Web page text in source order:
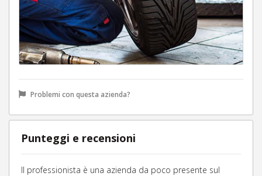
Problemi con questa azienda?
Punteggi e recensioni
Il professionista è una azienda da poco presente sul